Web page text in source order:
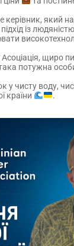
який
із
щиро
потужна
у чисту воду,
країни
.